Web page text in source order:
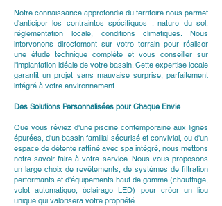
Notre connaissance approfondie du territoire nous permet
d'anticiper les contraintes spécifiques : nature du sol,
réglementation locale, conditions climatiques. Nous
intervenons directement sur votre terrain pour réaliser
une étude technique complète et vous conseiller sur
l'implantation idéale de votre bassin. Cette expertise locale
garantit un projet sans mauvaise surprise, parfaitement
intégré à votre environnement.
Des Solutions Personnalisées pour Chaque Envie
Que vous rêviez d'une piscine contemporaine aux lignes
épurées, d'un bassin familial sécurisé et convivial, ou d'un
espace de détente raffiné avec spa intégré, nous mettons
notre savoir-faire à votre service. Nous vous proposons
un large choix de revêtements, de systèmes de filtration
performants et d'équipements haut de gamme (chauffage,
volet automatique, éclairage LED) pour créer un lieu
unique qui valorisera votre propriété.